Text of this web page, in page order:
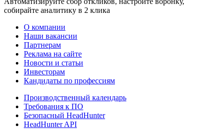
собирайте аналитику в 2 клика
О компании
Наши вакансии
Партнерам
Реклама на сайте
Новости и статьи
Инвесторам
Кандидаты по профессиям
Производственный календарь
Требования к ПО
Безопасный HeadHunter
HeadHunter API